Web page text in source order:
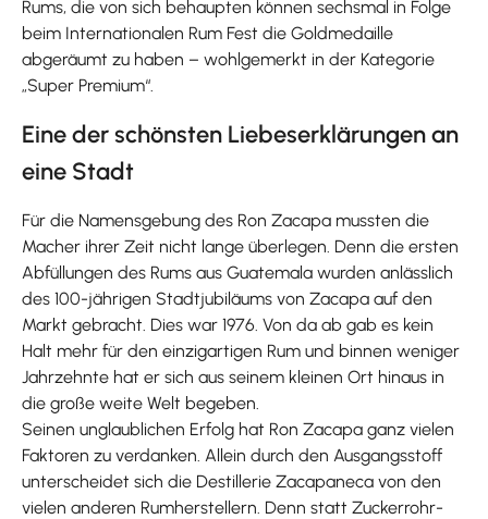
Rums, die von sich behaupten können sechsmal in Folge
beim Internationalen Rum Fest die Goldmedaille
abgeräumt zu haben – wohlgemerkt in der Kategorie
„Super Premium“.
Eine der schönsten Liebeserklärungen an
eine Stadt
Für die Namensgebung des Ron Zacapa mussten die
Macher ihrer Zeit nicht lange überlegen. Denn die ersten
Abfüllungen des Rums aus Guatemala wurden anlässlich
des 100-jährigen Stadtjubiläums von Zacapa auf den
Markt gebracht. Dies war 1976. Von da ab gab es kein
Halt mehr für den einzigartigen Rum und binnen weniger
Jahrzehnte hat er sich aus seinem kleinen Ort hinaus in
die große weite Welt begeben.
Seinen unglaublichen Erfolg hat Ron Zacapa ganz vielen
Faktoren zu verdanken. Allein durch den Ausgangsstoff
unterscheidet sich die Destillerie Zacapaneca von den
vielen anderen Rumherstellern. Denn statt Zuckerrohr-